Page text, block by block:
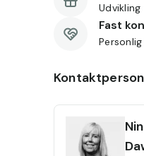
Fast
Kontaktperson